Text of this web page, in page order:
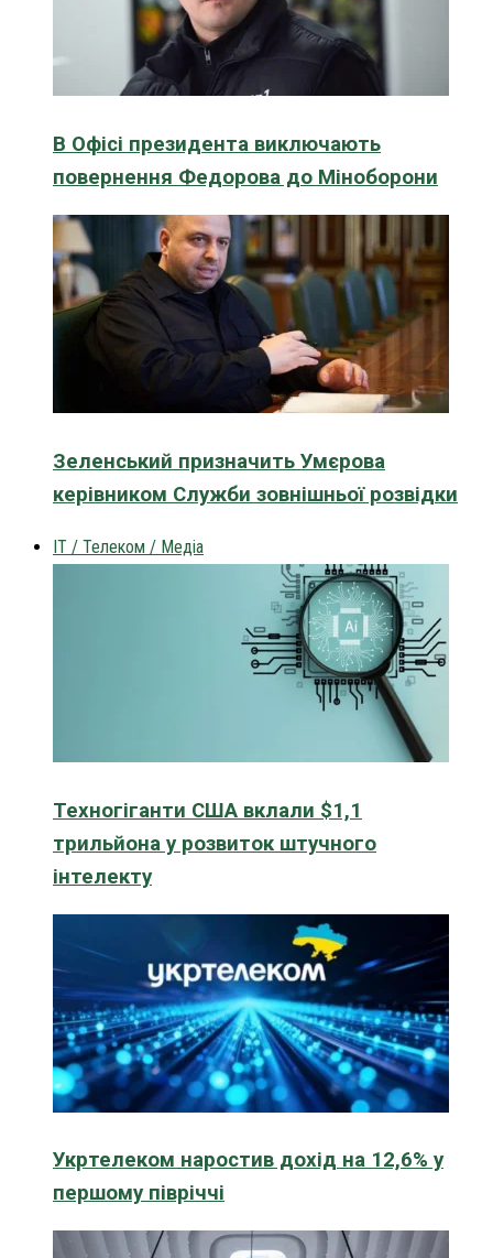
В Офісі президента виключають
повернення Федорова до Міноборони
Зеленський призначить Умєрова
керівником Служби зовнішньої розвідки
IT / Телеком / Медіа
Техногіганти США вклали $1,1
трильйона у розвиток штучного
інтелекту
Укртелеком наростив дохід на 12,6% у
першому півріччі